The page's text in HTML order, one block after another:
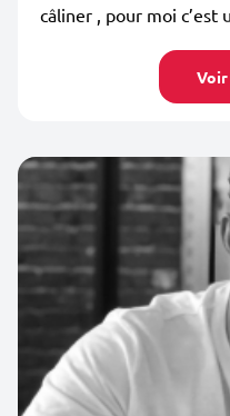
câliner , pour moi c’est